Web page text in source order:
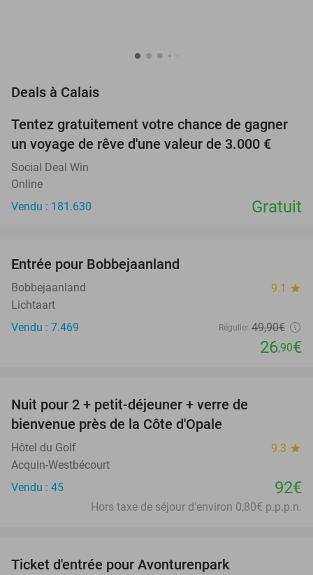
Deals à Calais
Tentez gratuitement votre chance de gagner
un voyage de rêve d'une valeur de 3.000 €
Social Deal Win
Online
Vendu : 181.630
Gratuit
Entrée pour Bobbejaanland
Bobbejaanland 9.1 star
Lichtaart
Vendu : 7.469
Régulier 49,90€
26,90€
Nuit pour 2 + petit-déjeuner + verre de
bienvenue près de la Côte d'Opale
Hôtel du Golf 9.3 star
Acquin-Westbécourt
Vendu : 45
92€
Hors taxe de séjour d'environ 0,80€ p.p.p.n.
Ticket d'entrée pour Avonturenpark